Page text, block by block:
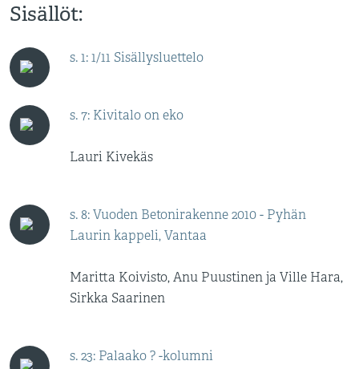
Sisällöt:
s. 1: 1/11 Sisällysluettelo
s. 7: Kivitalo on eko
Lauri Kivekäs
s. 8: Vuoden Betonirakenne 2010 - Pyhän
Laurin kappeli, Vantaa
Maritta Koivisto, Anu Puustinen ja Ville Hara,
Sirkka Saarinen
s. 23: Palaako ? -kolumni